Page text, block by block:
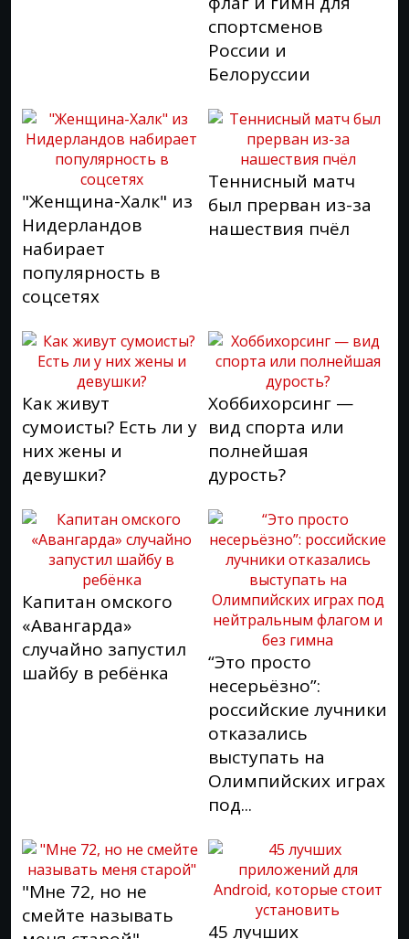
спортсменов
России и
Белоруссии
"Женщина-Халк" из
Нидерландов
набирает
популярность в
соцсетях
Теннисный матч
был прерван из-за
нашествия пчёл
Как живут
сумоисты? Есть ли у
них жены и
девушки?
Хоббихорсинг —
вид спорта или
полнейшая
дурость?
Капитан омского
«Авангарда»
случайно запустил
шайбу в ребёнка
“Это просто
несерьёзно”:
российские лучники
отказались
выступать на
Олимпийских играх
под...
"Мне 72, но не
смейте называть
45 лучших